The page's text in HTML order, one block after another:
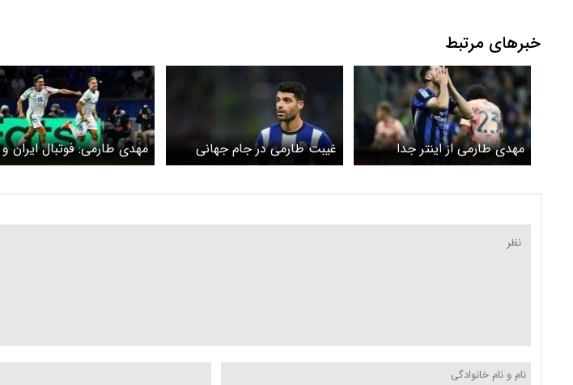
خبرهای مرتبط
مهدی طارمی از اینتر جدا
می‌شود؟
غیبت طارمی در جام جهانی
باشگاه‌ها
مهدی طارمی: فوتبال ایران و
اروپا شبیه است!